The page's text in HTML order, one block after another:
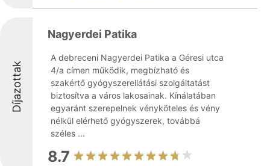
Díjazottak
Nagyerdei Patika
A debreceni Nagyerdei Patika a Géresi utca
4/a címen működik, megbízható és
szakértő gyógyszerellátási szolgáltatást
biztosítva a város lakosainak. Kínálatában
egyaránt szerepelnek vényköteles és vény
nélkül elérhető gyógyszerek, továbbá
széles ...
8.7